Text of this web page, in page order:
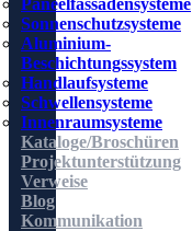
Paneelfassadensysteme
Sonnenschutzsysteme
Aluminium-
Beschichtungssystem
Handlaufsysteme
Schwellensysteme
Innenraumsysteme
Kataloge/Broschüren
Projektunterstützung
Verweise
Blog
Kommunikation